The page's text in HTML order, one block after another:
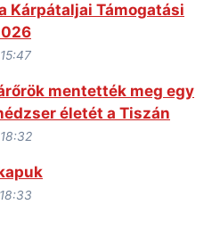
Kárpátaljai Támogatási
mentették meg egy
életét a Tiszán